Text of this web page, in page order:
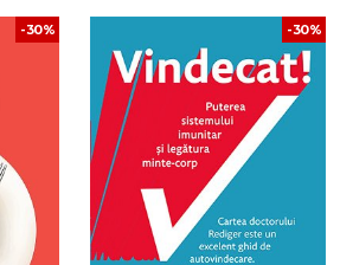
-30% -30%